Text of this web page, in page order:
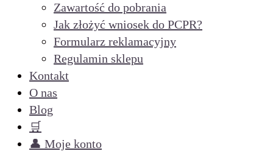
Zawartość do pobrania
Jak złożyć wniosek do PCPR?
Formularz reklamacyjny
Regulamin sklepu
Kontakt
O nas
Blog
🛒
👤 Moje konto